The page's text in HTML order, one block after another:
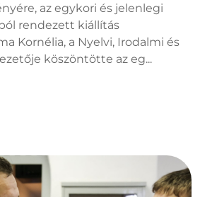
az egykori és jelenlegi
rendezett kiállítás
Kornélia, a Nyelvi, Irodalmi és
köszöntötte az eg...